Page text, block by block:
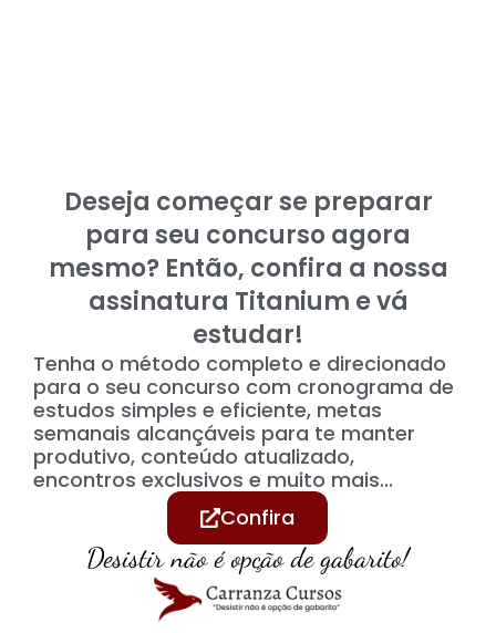
Deseja começar se preparar
para seu concurso agora
mesmo? Então, confira a nossa
assinatura Titanium e vá
estudar!
Tenha o método completo e direcionado
para o seu concurso com cronograma de
estudos simples e eficiente, metas
semanais alcançáveis para te manter
produtivo, conteúdo atualizado,
encontros exclusivos e muito mais...
Confira
Desistir não é opção de gabarito!